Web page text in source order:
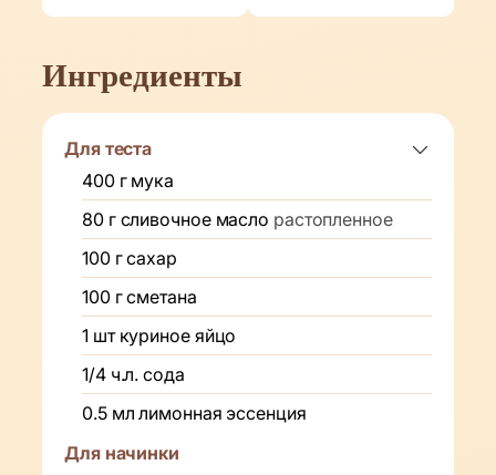
Ингредиенты
Для теста
400 г мука
80 г сливочное масло растопленное
100 гсахар
100 гсметана
1 шт куриное яйцо
1/4 ч.л. сода
0.5 мл лимонная эссенция
Для начинки